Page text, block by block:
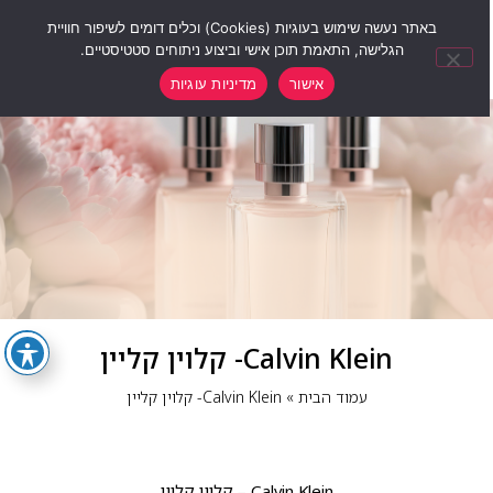
Calvin Klein- קלוין קליין
עמוד הבית» Calvin Klein- קלוין קליין
באתר נעשה שימוש בעוגיות (Cookies) וכלים דומים לשיפור חוויית
הגלישה, התאמת תוכן אישי וביצוע ניתוחים סטטיסטיים.
אישור
מדיניות עוגיות